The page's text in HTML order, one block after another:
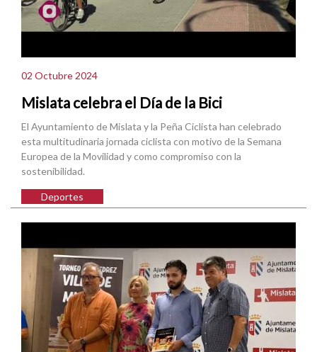
02 Octubre 2024
Mislata celebra el Día de la Bici
El Ayuntamiento de Mislata y la Peña Ciclista han celebrado
esta multitudinaria jornada ciclista con motivo de la Semana
Europea de la Movilidad y como compromiso con la
sostenibilidad.
Deportes